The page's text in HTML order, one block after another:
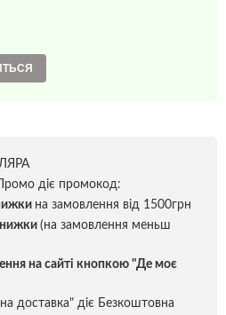
діє промокод:
на замовлення від 1500грн
(на замовлення меньш
на сайті кнопкою "Де моє
доставка" діє Безкоштовна